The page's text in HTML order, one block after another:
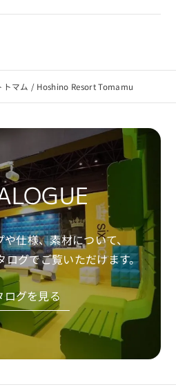
トマム / Hoshino Resort Tomamu
仕様、素材について、
グでご覧いただけます。
ログを見る